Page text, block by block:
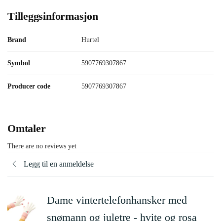
Tilleggsinformasjon
Brand Hurtel
Symbol 5907769307867
Producer code 5907769307867
Omtaler
There are no reviews yet
Legg til en anmeldelse
Dame vintertelefonhansker med
snømann og juletre - hvite og rosa